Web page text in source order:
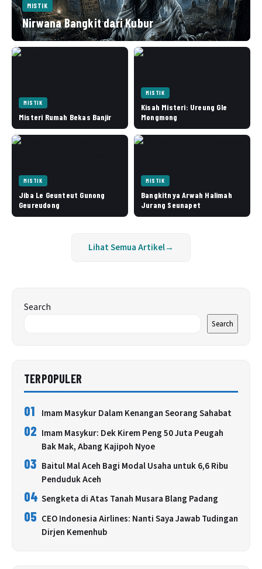
MISTIK
Nirwana Bangkit dari Kubur
MISTIK
Misteri Rumah Bekas Banjir
MISTIK
Kisah Misteri: Ureung Gle
Mongmong
MISTIK
Jiba Le Geunteut Gunong
Geureudong
MISTIK
Bangkitnya Arwah Halimah
Jurang Seunapet
Lihat Semua Artikel→
Search
Search
TERPOPULER
01 Imam Masykur Dalam Kenangan Seorang Sahabat
02 Imam Masykur: Dek Kirem Peng 50 Juta Peugah
Bak Mak, Abang Kajipoh Nyoe
03 Baitul Mal Aceh Bagi Modal Usaha untuk 6,6 Ribu
Penduduk Aceh
04 Sengketa di Atas Tanah Musara Blang Padang
05 CEO Indonesia Airlines: Nanti Saya Jawab Tudingan
Dirjen Kemenhub